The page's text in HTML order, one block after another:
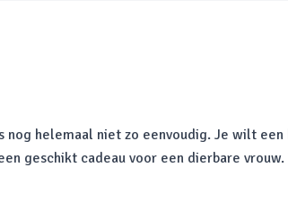
nog helemaal niet zo eenvoudig. Je wilt
geschikt cadeau voor een dierbare vrouw.